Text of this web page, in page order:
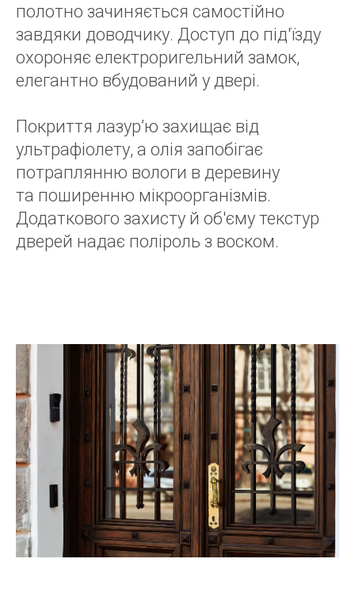
полотно зачиняється самостійно
завдяки доводчику. Доступ до під'їзду
охороняє електроригельний замок,
елегантно вбудований у двері.
Покриття лазур’ю захищає від
ультрафіолету, а олія запобігає
потраплянню вологи в деревину
та поширенню мікроорганізмів.
Додаткового захисту й об'єму текстур
дверей надає поліроль з воском.